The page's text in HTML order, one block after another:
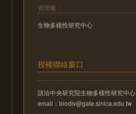
管理權：
生物多樣性研究中心
授權聯絡窗口
請洽中央研究院生物多樣性研究中心
email：biodiv@gate.sinica.edu.tw